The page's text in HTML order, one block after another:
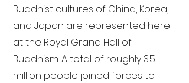
Buddhist cultures of China, Korea,
and Japan are represented here
at the Royal Grand Hall of
Buddhism. A total of roughly 3.5
million people joined forces to